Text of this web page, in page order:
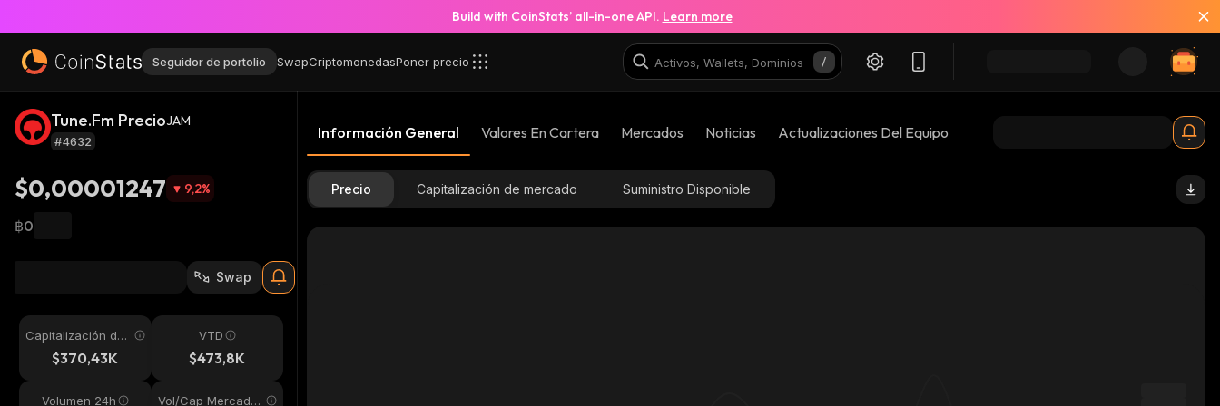
Build with CoinStats’ all-in-one API. Learn more
Seguidor de portolio SwapCriptomonedasPoner precio
Tune.Fm PrecioJAM
#4632
$0,00001247 9,2%
฿0
Swap
Capitalización de
mercado
$370,43K
VTD
$473,8K
Volumen 24h Vol/Cap Mercado
Información General Valores En Cartera Mercados Noticias Actualizaciones Del Equipo
Precio Capitalización de mercado Suministro Disponible